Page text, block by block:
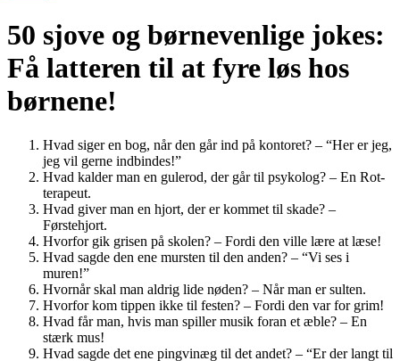
50 sjove og børnevenlige jokes:
Få latteren til at fyre løs hos
børnene!
Hvad siger en bog, når den går ind på kontoret? – “Her er jeg,
jeg vil gerne indbindes!”
Hvad kalder man en gulerod, der går til psykolog? – En Rot-
terapeut.
Hvad giver man en hjort, der er kommet til skade? –
Førstehjort.
Hvorfor gik grisen på skolen? – Fordi den ville lære at læse!
Hvad sagde den ene mursten til den anden? – “Vi ses i
muren!”
Hvornår skal man aldrig lide nøden? – Når man er sulten.
Hvorfor kom tippen ikke til festen? – Fordi den var for grim!
Hvad får man, hvis man spiller musik foran et æble? – En
stærk mus!
Hvad sagde det ene pingvinæg til det andet? – “Er der langt til